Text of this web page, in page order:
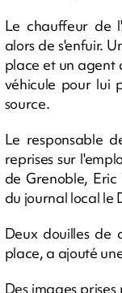
Le chauffeur de
alors de s'enfuir.
place et un agent
véhicule pour lui
source.
Le responsable
reprises sur
de Grenoble,
du journal local le
Deux douilles de
place, a ajouté
Des images